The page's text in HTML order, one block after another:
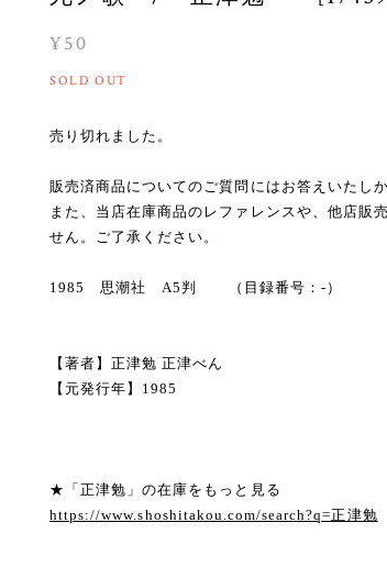
¥50
SOLD OUT
売り切れました。
販売済商品についてのご質問にはお答えいたしか
また、当店在庫商品のレファレンスや、他店販
せん。ご了承ください。
1985 思潮社 A5判 （目録番号：-）
【著者】正津勉 正津べん
【元発行年】1985
★「正津勉」の在庫をもっと見る
https://www.shoshitakou.com/search?q=正津勉